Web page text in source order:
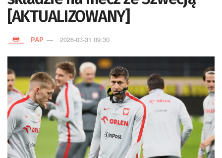
[AKTUALIZOWANY]
PAP 2026-03-31 09:30